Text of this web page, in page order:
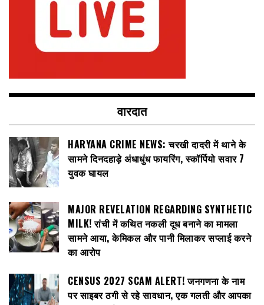
वारदात
HARYANA CRIME NEWS: चरखी दादरी में थाने के
सामने दिनदहाड़े अंधाधुंध फायरिंग, स्कॉर्पियो सवार 7
युवक घायल
MAJOR REVELATION REGARDING SYNTHETIC
MILK! रांची में कथित नकली दूध बनाने का मामला
सामने आया, केमिकल और पानी मिलाकर सप्लाई करने
का आरोप
CENSUS 2027 SCAM ALERT! जनगणना के नाम
पर साइबर ठगी से रहे सावधान, एक गलती और आपका